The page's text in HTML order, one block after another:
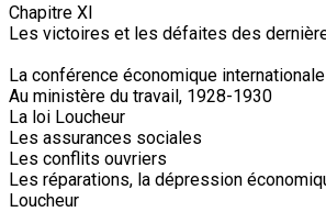
Chapitre XI
Les victoires et les défaites des
La conférence économique internationale
Au ministère du travail, 1928-1930
La loi Loucheur
Les assurances sociales
Les conflits ouvriers
Les réparations, la dépression
Loucheur